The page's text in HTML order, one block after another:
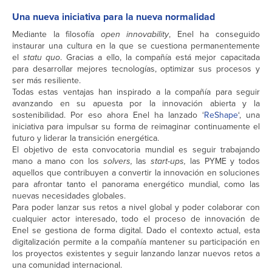
Una nueva iniciativa para la nueva normalidad
Mediante la filosofía open innovability, Enel ha conseguido
instaurar una cultura en la que se cuestiona permanentemente
el statu quo. Gracias a ello, la compañía está mejor capacitada
para desarrollar mejores tecnologías, optimizar sus procesos y
ser más resiliente.
Todas estas ventajas han inspirado a la compañía para seguir
avanzando en su apuesta por la innovación abierta y la
sostenibilidad. Por eso ahora Enel ha lanzado ‘ReShape‘, una
iniciativa para impulsar su forma de reimaginar continuamente el
futuro y liderar la transición energética.
El objetivo de esta convocatoria mundial es seguir trabajando
mano a mano con los solvers, lasstart-ups, las PYME y todos
aquellos que contribuyen a convertir la innovación en soluciones
para afrontar tanto el panorama energético mundial, como las
nuevas necesidades globales.
Para poder lanzar sus retos a nivel global y poder colaborar con
cualquier actor interesado, todo el proceso de innovación de
Enel se gestiona de forma digital. Dado el contexto actual, esta
digitalización permite a la compañía mantener su participación en
los proyectos existentes y seguir lanzando lanzar nuevos retos a
una comunidad internacional.